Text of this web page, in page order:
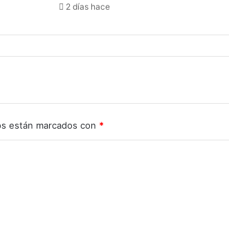
2 días hace
están marcados con *